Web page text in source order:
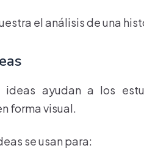
el análisis de una
ideas ayudan a los
forma visual.
se usan para: